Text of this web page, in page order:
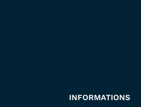
INFORMATIONS